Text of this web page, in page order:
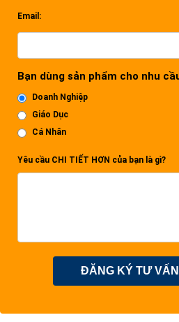
Email:
Bạn dùng sản phẩm cho nhu
Doanh Nghiệp
Giáo Dục
Cá Nhân
Yêu cầu CHI TIẾT HƠN của bạn là gì?
ĐĂNG KÝ TƯ VẤN